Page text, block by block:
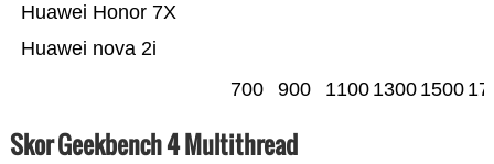
Huawei nova 2i
Huawei Honor 7X
700 900 1100 1300 1500
Skor Geekbench 4 Multithread